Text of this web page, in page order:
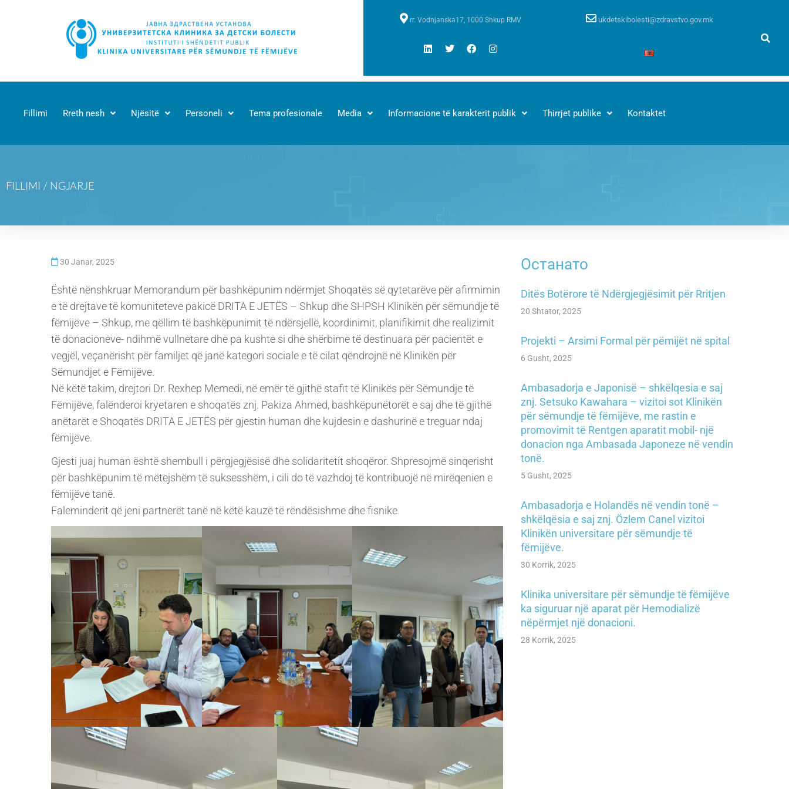
rr. Vodnjanska17, 1000 Shkup RMV ukdetskibolesti@zdravstvo.gov.mk
Fillimi Rreth nesh Njësitë Personeli Tema profesionale Media Informacione të karakterit publik Thirrjet publike Kontaktet
FILLIMI / NGJARJE
30 Janar, 2025
Është nënshkruar Memorandum për bashkëpunim ndërmjet Shoqatës së qytetarëve për afirmimin
e të drejtave të komuniteteve pakicë DRITA E JETËS – Shkup dhe SHPSH Klinikën për sëmundje të
fëmijëve – Shkup, me qëllim të bashkëpunimit të ndërsjellë, koordinimit, planifikimit dhe realizimit
të donacioneve- ndihmë vullnetare dhe pa kushte si dhe shërbime të destinuara për pacientët e
vegjël, veçanërisht për familjet që janë kategori sociale e të cilat qëndrojnë në Klinikën për
Sëmundjet e Fëmijëve.
Në këtë takim, drejtori Dr. Rexhep Memedi, në emër të gjithë stafit të Klinikës për Sëmundje të
Fëmijëve, falënderoi kryetaren e shoqatës znj. Pakiza Ahmed, bashkëpunëtorët e saj dhe të gjithë
anëtarët e Shoqatës DRITA E JETËS për gjestin human dhe kujdesin e dashurinë e treguar ndaj
fëmijëve.
Gjesti juaj human është shembull i përgjegjësisë dhe solidaritetit shoqëror. Shpresojmë sinqerisht
për bashkëpunim të mëtejshëm të suksesshëm, i cili do të vazhdoj të kontribuojë në mirëqenien e
fëmijëve tanë.
Faleminderit që jeni partnerët tanë në këtë kauzë të rëndësishme dhe fisnike.
Останато
Ditës Botërore të Ndërgjegjësimit për Rritjen
20 Shtator, 2025
Projekti – Arsimi Formal për pëmijët në spital
6 Gusht, 2025
Ambasadorja e Japonisë – shkëlqesia e saj
znj. Setsuko Kawahara – vizitoi sot Klinikën
për sëmundje të fëmijëve, me rastin e
promovimit të Rentgen aparatit mobil- një
donacion nga Ambasada Japoneze në vendin
tonë.
5 Gusht, 2025
Ambasadorja e Holandës në vendin tonë –
shkëlqësia e saj znj. Özlem Canel vizitoi
Klinikën universitare për sëmundje të
fëmijëve.
30 Korrik, 2025
Klinika universitare për sëmundje të fëmijëve
ka siguruar një aparat për Hemodializë
nëpërmjet një donacioni.
28 Korrik, 2025